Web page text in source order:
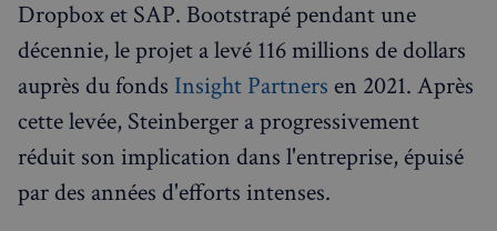
Dropbox et SAP. Bootstrapé pendant une
décennie, le projet a levé 116 millions de dollars
auprès du fonds Insight Partners en 2021. Après
cette levée, Steinberger a progressivement
réduit son implication dans l'entreprise, épuisé
par des années d'efforts intenses.